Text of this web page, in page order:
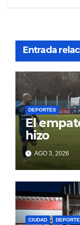
Entrada
DEPORTES
El
hizo
AGO 3, 2026
CIUDAD